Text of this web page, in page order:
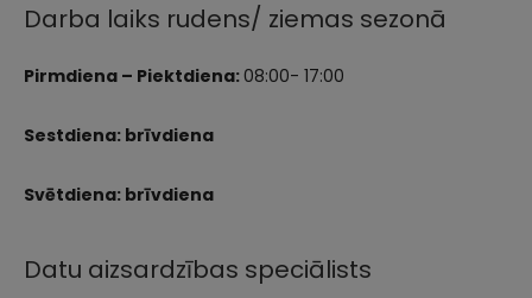
Darba laiks rudens/ ziemas sezonā
Pirmdiena – Piektdiena:08:00- 17:00
Sestdiena: brīvdiena
Svētdiena: brīvdiena
Datu aizsardzības speciālists